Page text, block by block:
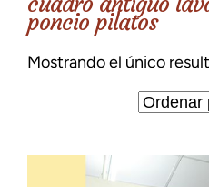
poncio pilatos
Mostrando el único